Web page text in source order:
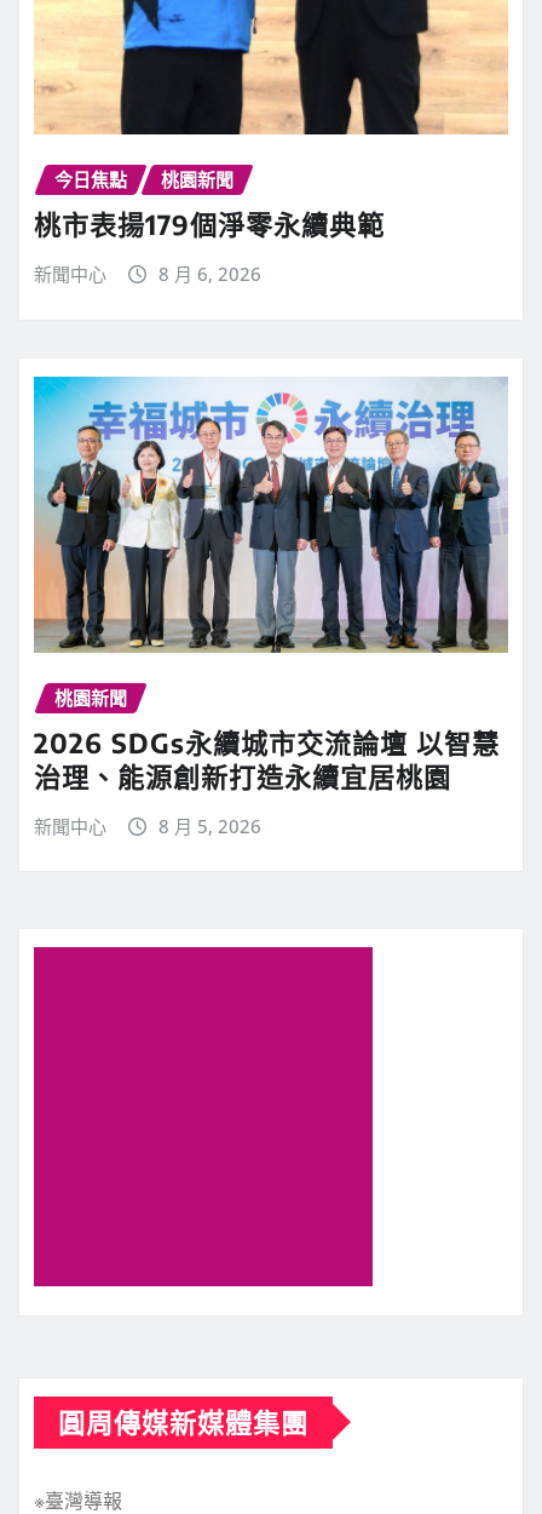
今日焦點 桃園新聞
桃市表揚179個淨零永續典範
新聞中心 8 月 6, 2026
桃園新聞
2026 SDGs永續城市交流論壇 以智慧
治理、能源創新打造永續宜居桃園
新聞中心 8 月 5, 2026
圓周傳媒新媒體集團
※臺灣導報